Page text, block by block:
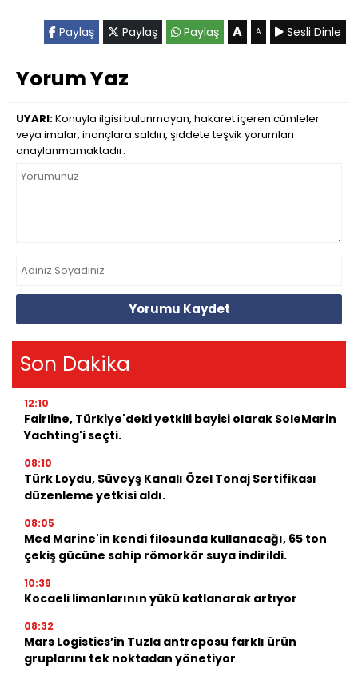
Paylaş Paylaş Paylaş A A Sesli Dinle
Yorum Yaz
UYARI:Konuyla ilgisi bulunmayan, hakaret içeren cümleler
veya imalar, inançlara saldırı, şiddete teşvik yorumları
onaylanmamaktadır.
Yorumu Kaydet
Son Dakika
12:10
Fairline, Türkiye'deki yetkili bayisi olarak SoleMarin
Yachting'i seçti.
08:10
Türk Loydu, Süveyş Kanalı Özel Tonaj Sertifikası
düzenleme yetkisi aldı.
08:05
Med Marine'in kendi filosunda kullanacağı, 65 ton
çekiş gücüne sahip römorkör suya indirildi.
10:39
Kocaeli limanlarının yükü katlanarak artıyor
08:32
Mars Logistics’in Tuzla antreposu farklı ürün
gruplarını tek noktadan yönetiyor